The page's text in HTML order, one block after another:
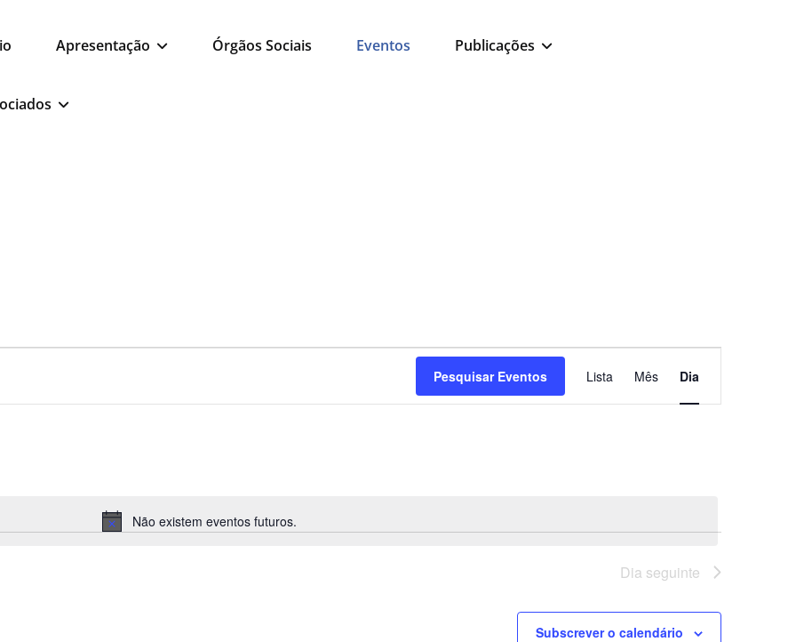
Apresentação Órgãos Sociais Eventos Publicações
Aviso
Não existem eventos futuros.
Pesquisar Eventos
de
visualização
Lista Mês Dia
Dia seguinte
Subscrever o calendário